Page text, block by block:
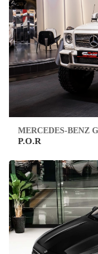
MERCEDES-BENZ
P.O.R